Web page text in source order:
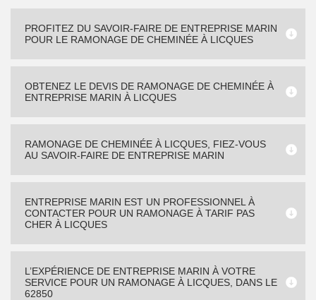
PROFITEZ DU SAVOIR-FAIRE DE ENTREPRISE MARIN
POUR LE RAMONAGE DE CHEMINÉE À LICQUES
OBTENEZ LE DEVIS DE RAMONAGE DE CHEMINÉE À
ENTREPRISE MARIN À LICQUES
RAMONAGE DE CHEMINÉE À LICQUES, FIEZ-VOUS
AU SAVOIR-FAIRE DE ENTREPRISE MARIN
ENTREPRISE MARIN EST UN PROFESSIONNEL À
CONTACTER POUR UN RAMONAGE À TARIF PAS
CHER À LICQUES
L’EXPÉRIENCE DE ENTREPRISE MARIN À VOTRE
SERVICE POUR UN RAMONAGE À LICQUES, DANS LE
62850